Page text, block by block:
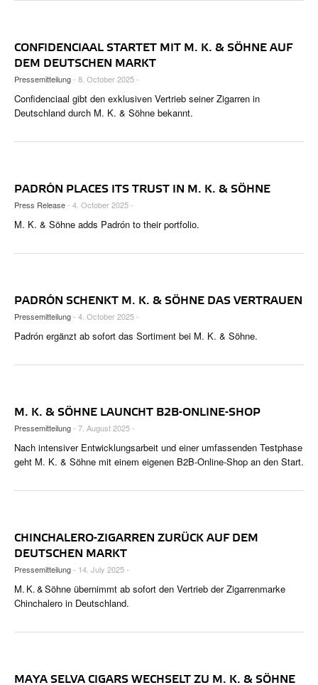
CONFIDENCIAAL STARTET MIT M. K. & SÖHNE AUF
DEM DEUTSCHEN MARKT
Pressemitteilung- 8. October 2025 -
Confidenciaal gibt den exklusiven Vertrieb seiner Zigarren in
Deutschland durch M. K. & Söhne bekannt.
PADRÓN PLACES ITS TRUST IN M. K. & SÖHNE
Press Release- 4. October 2025 -
M. K. & Söhne adds Padrón to their portfolio.
PADRÓN SCHENKT M. K. & SÖHNE DAS VERTRAUEN
Pressemitteilung- 4. October 2025 -
Padrón ergänzt ab sofort das Sortiment bei M. K. & Söhne.
M. K. & SÖHNE LAUNCHT B2B-ONLINE-SHOP
Pressemitteilung- 7. August 2025 -
Nach intensiver Entwicklungsarbeit und einer umfassenden Testphase
geht M. K. & Söhne mit einem eigenen B2B-Online-Shop an den Start.
CHINCHALERO-ZIGARREN ZURÜCK AUF DEM
DEUTSCHEN MARKT
Pressemitteilung- 14. July 2025 -
M. K. & Söhne übernimmt ab sofort den Vertrieb der Zigarrenmarke
Chinchalero in Deutschland.
MAYA SELVA CIGARS WECHSELT ZU M. K. & SÖHNE